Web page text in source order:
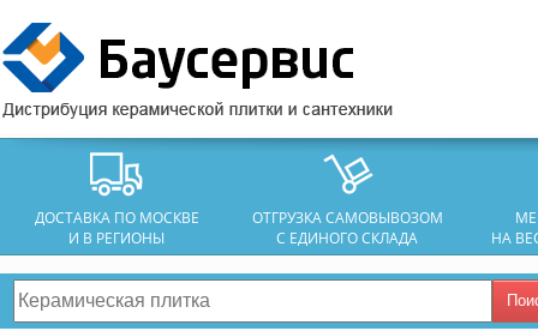
ДОСТАВКА ПО МОСКВЕ
И В РЕГИОНЫ
ОТГРУЗКА САМОВЫВОЗОМ
С ЕДИНОГО СКЛАДА
НА